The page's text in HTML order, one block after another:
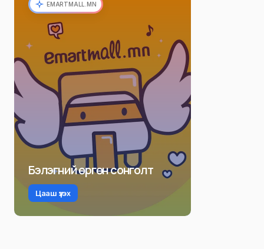
EMARTMALL.MN
Бэлэгний өргөн сонголт
Цааш үзэх